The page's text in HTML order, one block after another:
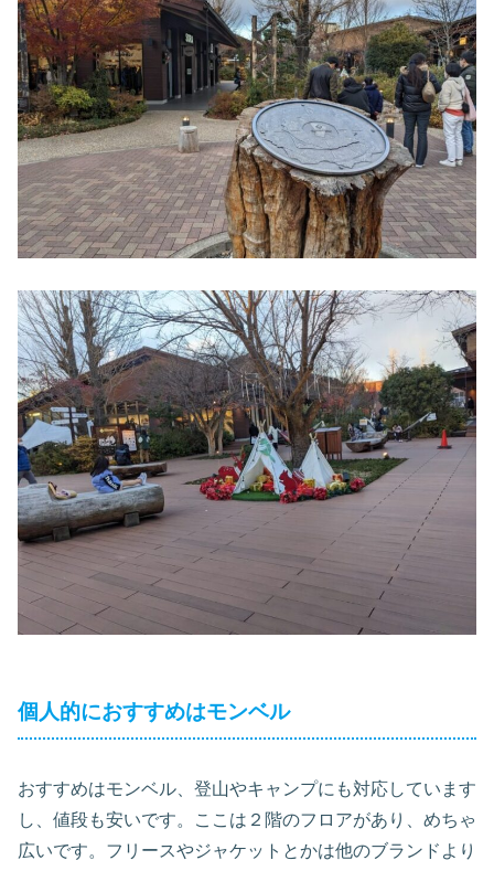
個人的におすすめはモンベル
おすすめはモンベル、登山やキャンプにも対応しています
し、値段も安いです。ここは２階のフロアがあり、めちゃ
広いです。フリースやジャケットとかは他のブランドより